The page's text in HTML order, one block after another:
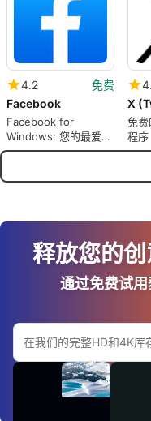
4.2
免费
Facebook
Facebook for
Windows: 您的最爱社
交网络尽在您的桌面
X
免费
程序
释放您的
通过免费试
搜索Adobe.com网站
视
频